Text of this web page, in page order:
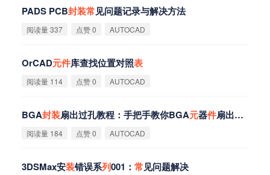
PADS PCB封装常见问题记录与解决方法
阅读量 337 点赞 0 AUTOCAD
OrCAD元件库查找位置对照表
阅读量 114 点赞 0 AUTOCAD
BGA封装扇出过孔教程：手把手教你BGA元器件扇出方法
阅读量 184 点赞 0 AUTOCAD
3DSMax安装错误系列001： 常见问题解决